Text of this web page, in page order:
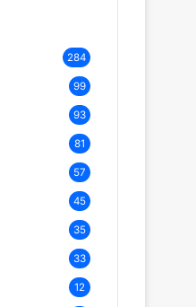
284
99
93
81
57
45
35
33
12